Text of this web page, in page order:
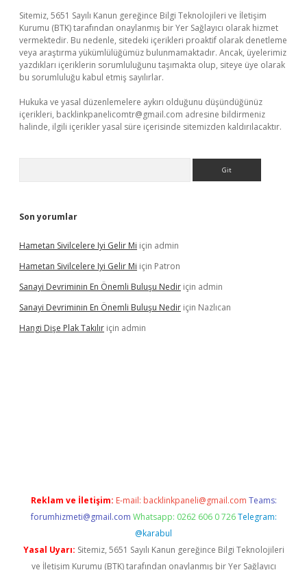
Sitemiz, 5651 Sayılı Kanun gereğince Bilgi Teknolojileri ve İletişim
Kurumu (BTK) tarafından onaylanmış bir Yer Sağlayıcı olarak hizmet
vermektedir. Bu nedenle, sitedeki içerikleri proaktif olarak denetleme
veya araştırma yükümlülüğümüz bulunmamaktadır. Ancak, üyelerimiz
yazdıkları içeriklerin sorumluluğunu taşımakta olup, siteye üye olarak
bu sorumluluğu kabul etmiş sayılırlar.
Hukuka ve yasal düzenlemelere aykırı olduğunu düşündüğünüz
içerikleri, backlinkpanelicomtr@gmail.com adresine bildirmeniz
halinde, ilgili içerikler yasal süre içerisinde sitemizden kaldırılacaktır.
Son yorumlar
Hametan Sivilcelere Iyi Gelir Mi için admin
Hametan Sivilcelere Iyi Gelir Mi için Patron
Sanayi Devriminin En Önemli Buluşu Nedir için admin
Sanayi Devriminin En Önemli Buluşu Nedir için Nazlıcan
Hangi Dişe Plak Takılır için admin
Reklam ve İletişim: E-mail: backlinkpaneli@gmail.com Teams:
forumhizmeti@gmail.com Whatsapp: 0262 606 0 726 Telegram:
@karabul
Yasal Uyarı: Sitemiz, 5651 Sayılı Kanun gereğince Bilgi Teknolojileri
ve İletişim Kurumu (BTK) tarafından onaylanmış bir Yer Sağlayıcı